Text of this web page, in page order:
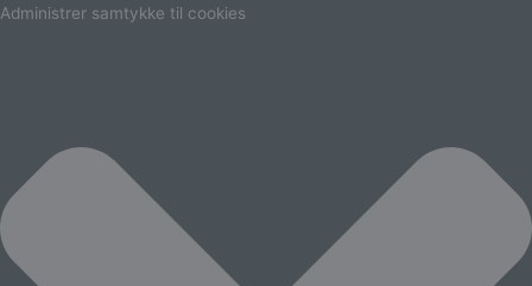
Administrer samtykke til cookies
Funktionsdygtig
Præferencer
Statistikker
Marketing